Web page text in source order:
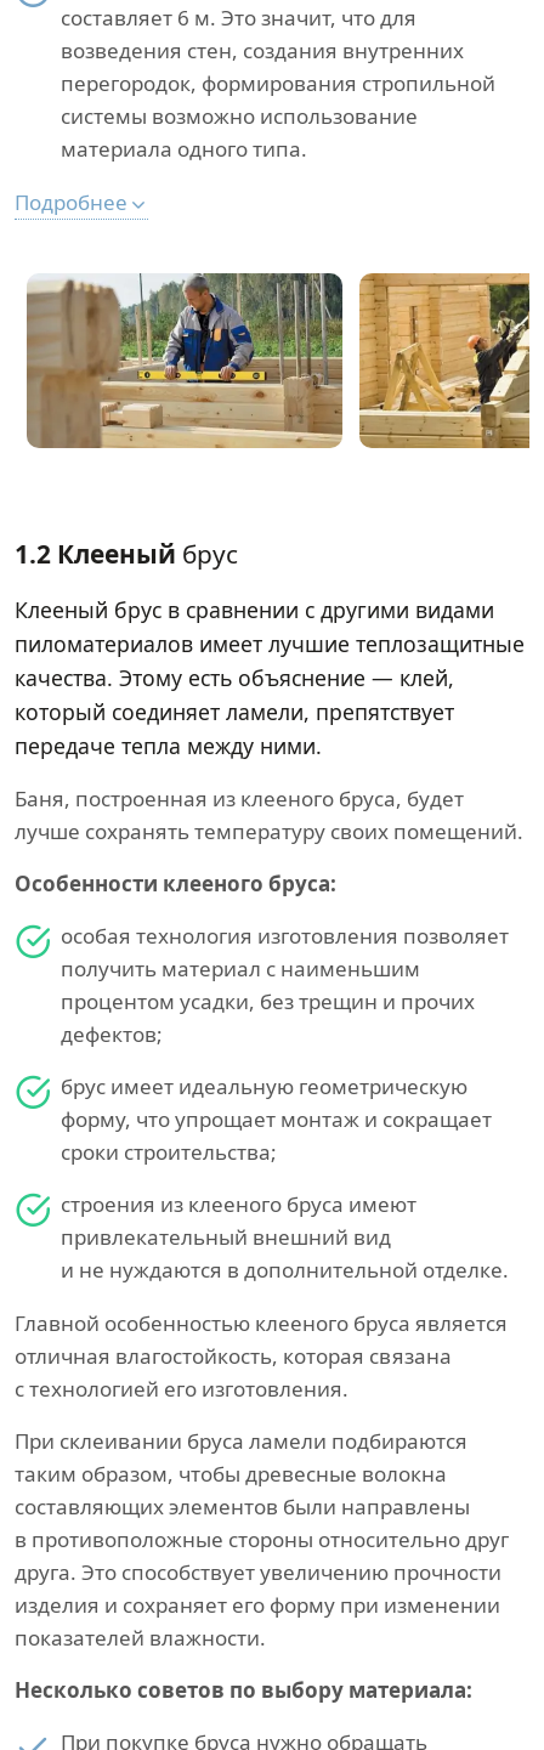
составляет 6 м. Это значит, что для
возведения стен, создания внутренних
перегородок, формирования стропильной
системы возможно использование
материала одного типа.
Подробнее
1.2 Клееный брус
Клееный брус в сравнении с другими видами
пиломатериалов имеет лучшие теплозащитные
качества. Этому есть объяснение — клей,
который соединяет ламели, препятствует
передаче тепла между ними.
Баня, построенная из клееного бруса, будет
лучше сохранять температуру своих помещений.
Особенности клееного бруса:
особая технология изготовления позволяет
получить материал с наименьшим
процентом усадки, без трещин и прочих
дефектов;
брус имеет идеальную геометрическую
форму, что упрощает монтаж и сокращает
сроки строительства;
строения из клееного бруса имеют
привлекательный внешний вид
и не нуждаются в дополнительной отделке.
Главной особенностью клееного бруса является
отличная влагостойкость, которая связана
с технологией его изготовления.
При склеивании бруса ламели подбираются
таким образом, чтобы древесные волокна
составляющих элементов были направлены
в противоположные стороны относительно друг
друга. Это способствует увеличению прочности
изделия и сохраняет его форму при изменении
показателей влажности.
Несколько советов по выбору материала:
При покупке бруса нужно обращать